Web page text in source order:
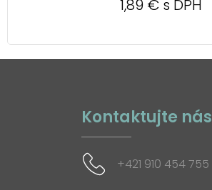
1,89 € s DPH
Kontaktujte nás
+421 910 454 755